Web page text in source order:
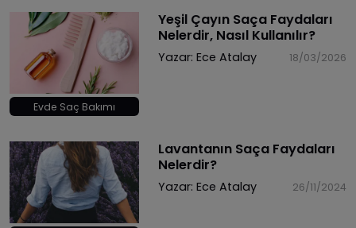
Evde Saç Bakımı
Yeşil Çayın Saça Faydaları
Nelerdir, Nasıl Kullanılır?
Yazar: Ece Atalay 18/03/2026
Lavantanın Saça Faydaları
Nelerdir?
Yazar: Ece Atalay 26/11/2024